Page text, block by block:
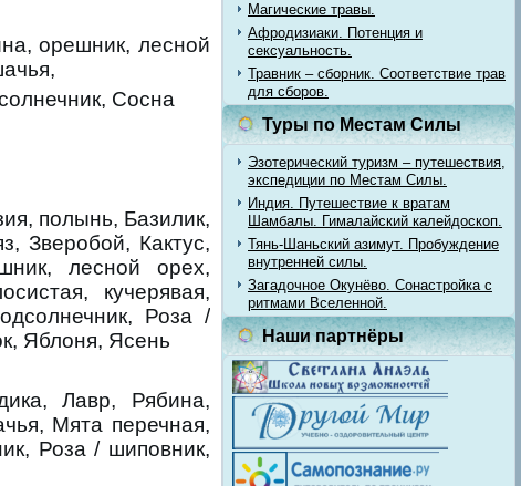
орешник, лесной
Сосна
полынь, Базилик,
Зверобой, Кактус,
лесной орех,
кучерявая,
Роза /
Яблоня, Ясень
Лавр, Рябина,
Мята перечная,
Роза / шиповник,
Магические травы.
Афродизиаки. Потенция и
сексуальность.
Травник – сборник. Соответствие трав
для сборов.
Туры по Местам Силы
Эзотерический туризм – путешествия,
экспедиции по Местам Силы.
Индия. Путешествие к вратам
Шамбалы. Гималайский калейдоскоп.
Тянь-Шаньский азимут. Пробуждение
внутренней силы.
Загадочное Окунёво. Сонастройка с
ритмами Вселенной.
Наши партнёры